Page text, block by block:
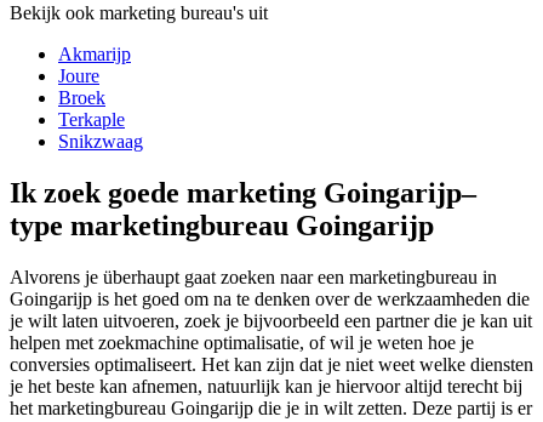
Bekijk ook marketing bureau's uit
Akmarijp
Joure
Broek
Terkaple
Snikzwaag
Ik zoek goede marketing Goingarijp–
type marketingbureau Goingarijp
Alvorens je überhaupt gaat zoeken naar een marketingbureau in
Goingarijp is het goed om na te denken over de werkzaamheden die
je wilt laten uitvoeren, zoek je bijvoorbeeld een partner die je kan uit
helpen met zoekmachine optimalisatie, of wil je weten hoe je
conversies optimaliseert. Het kan zijn dat je niet weet welke diensten
je het beste kan afnemen, natuurlijk kan je hiervoor altijd terecht bij
het marketingbureau Goingarijp die je in wilt zetten. Deze partij is er